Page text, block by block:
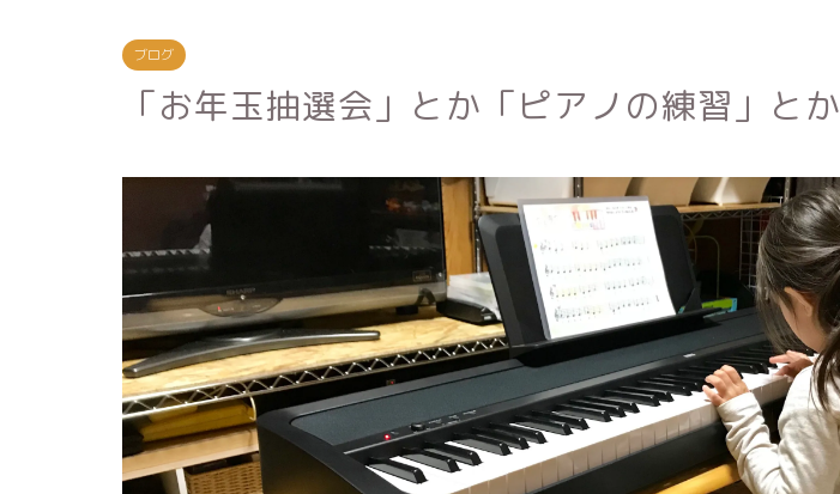
ブログ
「お年玉抽選会」とか「ピアノの練習」とか